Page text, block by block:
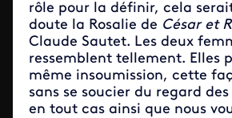
rôle pour la définir, cela
doute la Rosalie de César et
Claude Sautet. Les deux
ressemblent tellement. Elles
même insoumission, cette
sans se soucier du regard des
en tout cas ainsi que nous